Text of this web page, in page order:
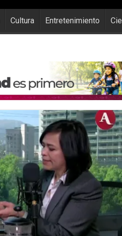
Cultura Entretenimiento